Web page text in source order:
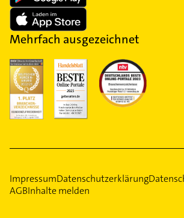
Mehrfach ausgezeichnet
ImpressumDatenschutzerklärung
AGBInhalte melden